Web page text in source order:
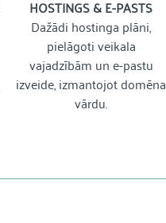
HOSTINGS & E-PASTS
Dažādi hostinga plāni,
pielāgoti veikala
vajadzībām un e-pastu
izveide, izmantojot domēna
vārdu.